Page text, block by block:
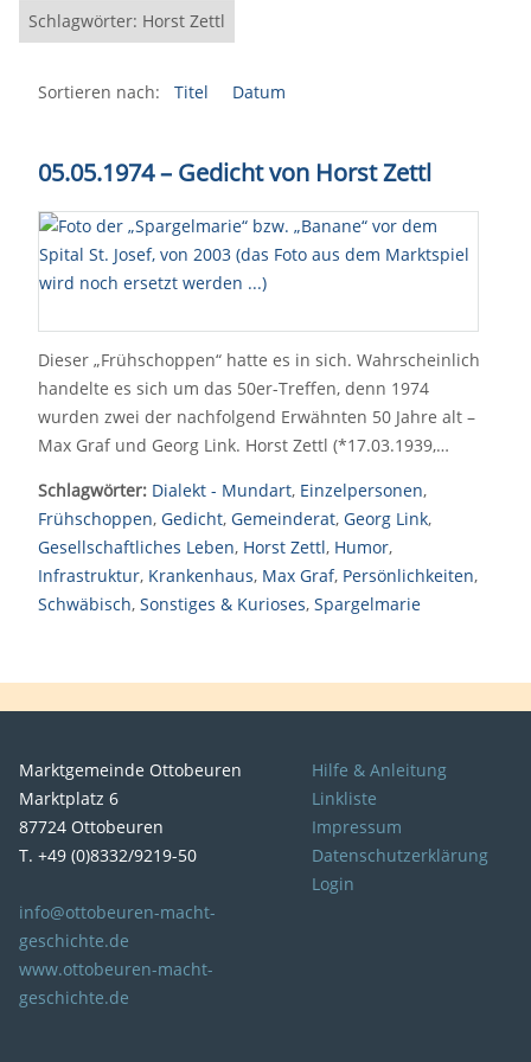
Schlagwörter: Horst Zettl
Sortieren nach: Titel Datum
05.05.1974 – Gedicht von Horst Zettl
Dieser „Frühschoppen“ hatte es in sich. Wahrscheinlich
handelte es sich um das 50er-Treffen, denn 1974
wurden zwei der nachfolgend Erwähnten 50 Jahre alt –
Max Graf und Georg Link. Horst Zettl (*17.03.1939,…
Schlagwörter: Dialekt - Mundart, Einzelpersonen,
Frühschoppen, Gedicht, Gemeinderat, Georg Link,
Gesellschaftliches Leben, Horst Zettl, Humor,
Infrastruktur, Krankenhaus, Max Graf, Persönlichkeiten,
Schwäbisch, Sonstiges & Kurioses, Spargelmarie
Marktgemeinde Ottobeuren
Marktplatz 6
87724 Ottobeuren
T. +49 (0)8332/9219-50
info@ottobeuren-macht-
geschichte.de
www.ottobeuren-macht-
geschichte.de
Hilfe & Anleitung
Linkliste
Impressum
Datenschutzerklärung
Login